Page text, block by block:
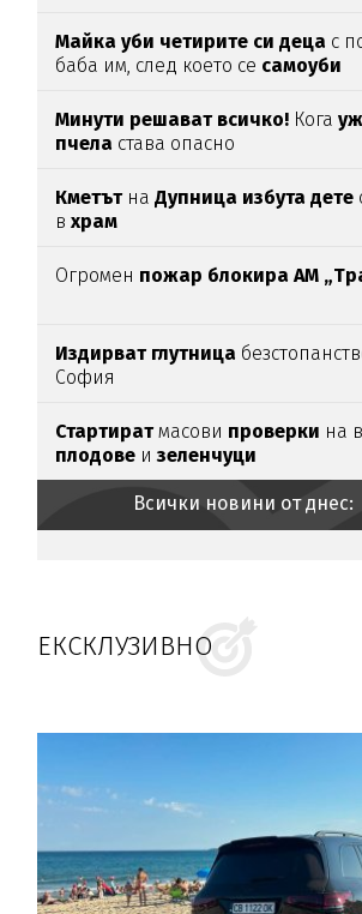
Майка уби четирите си деца с
баба им, след което се самоуби
Минути решават всичко! Кога
пчела става опасно
Кметът наДупница избута дете
вхрам
Огромен пожар блокира АМ
Издирват глутница
София
Стартиратмасови проверки на
плодове и зеленчуци
Всички новини от днес:
ЕКСКЛУЗИВНО